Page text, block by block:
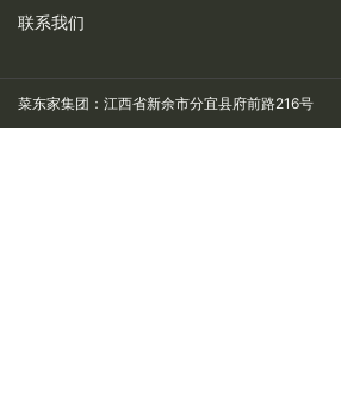
联系我们
菜东家集团：江西省新余市分宜县府前路216号